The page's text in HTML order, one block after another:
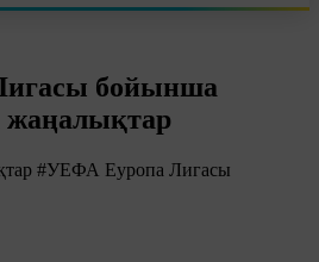
бойынша
жаңалықтар
#УЕФА Еуропа Лигасы